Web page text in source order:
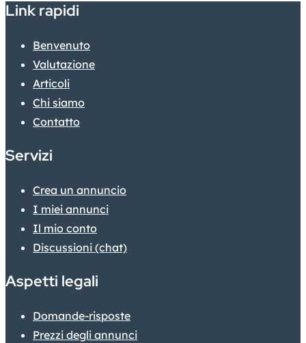
Link rapidi
Benvenuto
Valutazione
Articoli
Chi siamo
Contatto
Servizi
Crea un annuncio
I miei annunci
Il mio conto
Discussioni (chat)
Aspetti legali
Domande-risposte
Prezzi degli annunci